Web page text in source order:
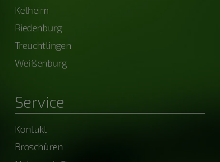
Kelheim
Riedenburg
Treuchtlingen
Weißenburg
Service
Kontakt
Broschüren